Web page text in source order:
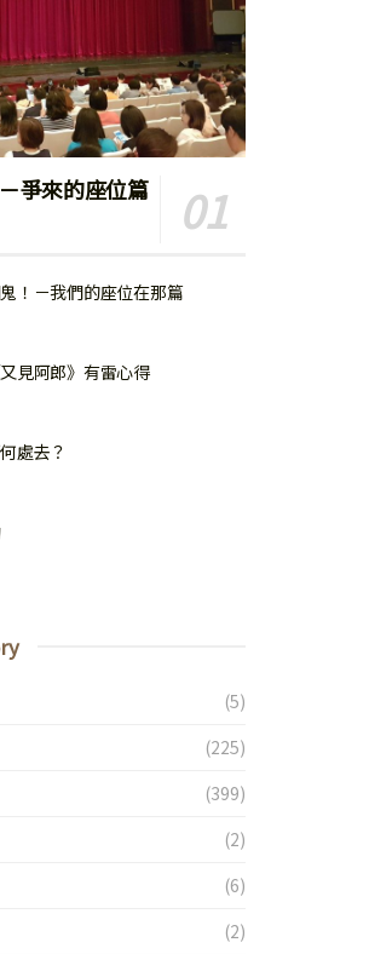
爭來的座位篇
！－我們的座位在那篇
見阿郎》有雷心得
處去？
(5)
(225)
(399)
(2)
(6)
(2)